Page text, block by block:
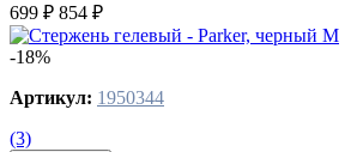
699 ₽ 854 ₽
-18%
Артикул: 1950344
(3)